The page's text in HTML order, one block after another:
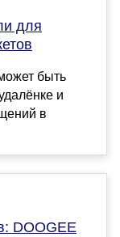
для
быть
и
в
DOOGEE